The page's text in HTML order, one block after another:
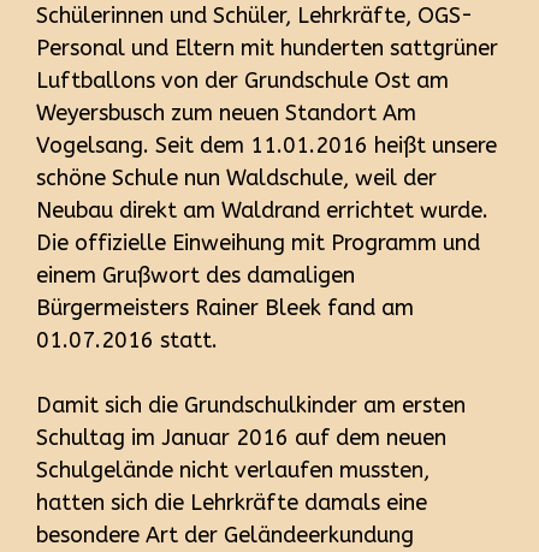
Schülerinnen und Schüler, Lehrkräfte, OGS-
Personal und Eltern mit hunderten sattgrüner
Luftballons von der Grundschule Ost am
Weyersbusch zum neuen Standort Am
Vogelsang. Seit dem 11.01.2016 heißt unsere
schöne Schule nun Waldschule, weil der
Neubau direkt am Waldrand errichtet wurde.
Die offizielle Einweihung mit Programm und
einem Grußwort des damaligen
Bürgermeisters Rainer Bleek fand am
01.07.2016 statt.
Damit sich die Grundschulkinder am ersten
Schultag im Januar 2016 auf dem neuen
Schulgelände nicht verlaufen mussten,
hatten sich die Lehrkräfte damals eine
besondere Art der Geländeerkundung